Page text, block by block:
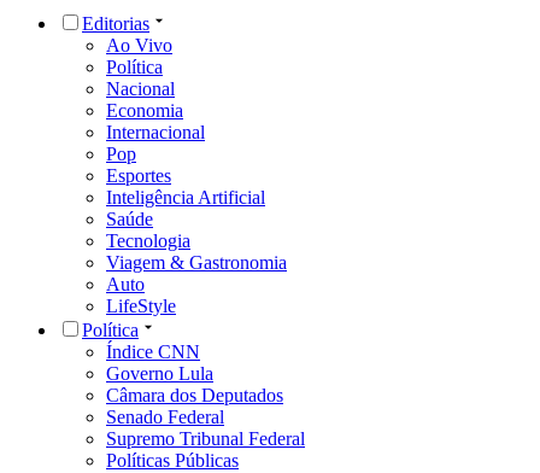
Editorias
Ao Vivo
Política
Nacional
Economia
Internacional
Pop
Esportes
Inteligência Artificial
Saúde
Tecnologia
Viagem & Gastronomia
Auto
LifeStyle
Política
Índice CNN
Governo Lula
Câmara dos Deputados
Senado Federal
Supremo Tribunal Federal
Políticas Públicas